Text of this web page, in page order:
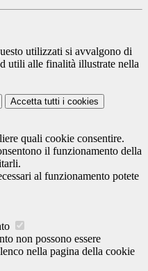
utilizzati si avvalgono di
utili alle finalità illustrate nella
Accetta tutti i cookies
quali cookie consentire.
il funzionamento della
al funzionamento potete
non possono essere
nella pagina della cookie